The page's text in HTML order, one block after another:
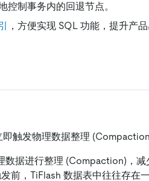
控制事务内的回退节点。
，方便实现 SQL 功能，提升产品
触发物理数据整理
数据进行整理 (Compaction)，
前，TiFlash 数据表中往往存在